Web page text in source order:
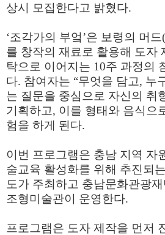
상시 모집한다고 밝혔다.
‘조각가의 부엌’은 보령의 머드(
를 창작의 재료로 활용해 도자
탁으로 이어지는 10주 과정의
다. 참여자는 “무엇을 담고, 누
는 질문을 중심으로 자신의 취
기획하고, 이를 형태와 음식으
험을 하게 된다.
이번 프로그램은 충남 지역 자
술교육 활성화를 위해 추진되
도가 주최하고 충남문화관광
조형미술관이 운영한다.
프로그램은 도자 제작을 먼저